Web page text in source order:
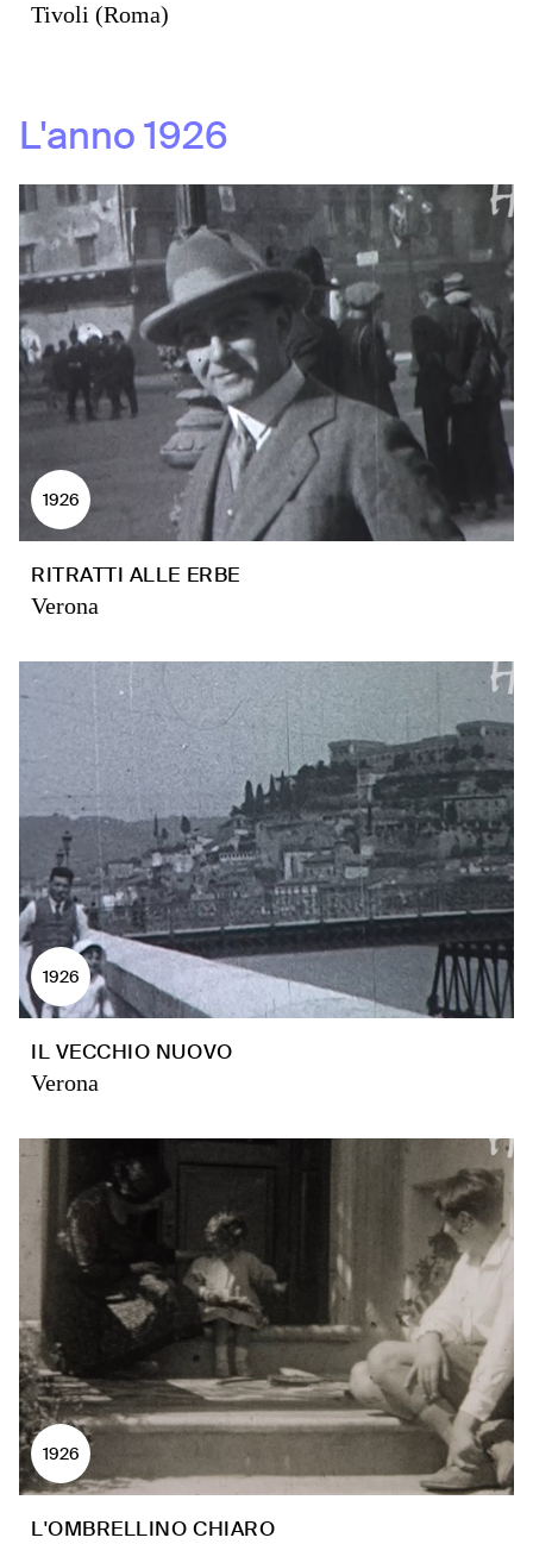
Tivoli (Roma)
L'anno1926
1926
RITRATTI ALLE ERBE
Verona
1926
IL VECCHIO NUOVO
Verona
1926
L'OMBRELLINO CHIARO